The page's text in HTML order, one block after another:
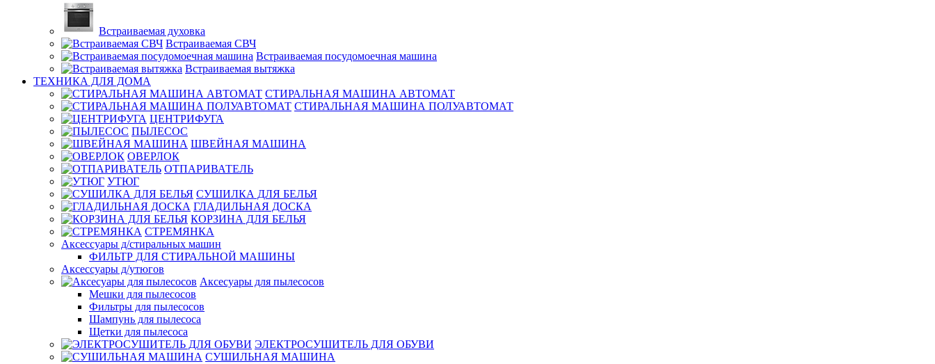
Встраиваемая духовка
Встраиваемая СВЧ
Встраиваемая посудомоечная машина
Встраиваемая вытяжка
ТЕХНИКА ДЛЯ ДОМА
СТИРАЛЬНАЯ МАШИНА АВТОМАТ
СТИРАЛЬНАЯ МАШИНА ПОЛУАВТОМАТ
ЦЕНТРИФУГА
ПЫЛЕСОС
ШВЕЙНАЯ МАШИНА
ОВЕРЛОК
ОТПАРИВАТЕЛЬ
УТЮГ
СУШИЛКА ДЛЯ БЕЛЬЯ
ГЛАДИЛЬНАЯ ДОСКА
КОРЗИНА ДЛЯ БЕЛЬЯ
СТРЕМЯНКА
Аксессуары д/стиральных машин
ФИЛЬТР ДЛЯ СТИРАЛЬНОЙ МАШИНЫ
Аксессуары д/утюгов
Аксесуары для пылесосов
Мешки для пылесосов
Фильтры для пылесосов
Шампунь для пылесоса
Щетки для пылесоса
ЭЛЕКТРОСУШИТЕЛЬ ДЛЯ ОБУВИ
СУШИЛЬНАЯ МАШИНА